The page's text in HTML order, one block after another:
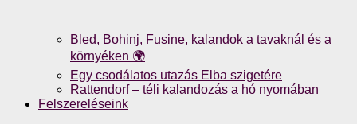
Bled, Bohinj, Fusine, kalandok a tavaknál és a
környéken 🌍
Egy csodálatos utazás Elba szigetére
Rattendorf – téli kalandozás a hó nyomában
Felszereléseink